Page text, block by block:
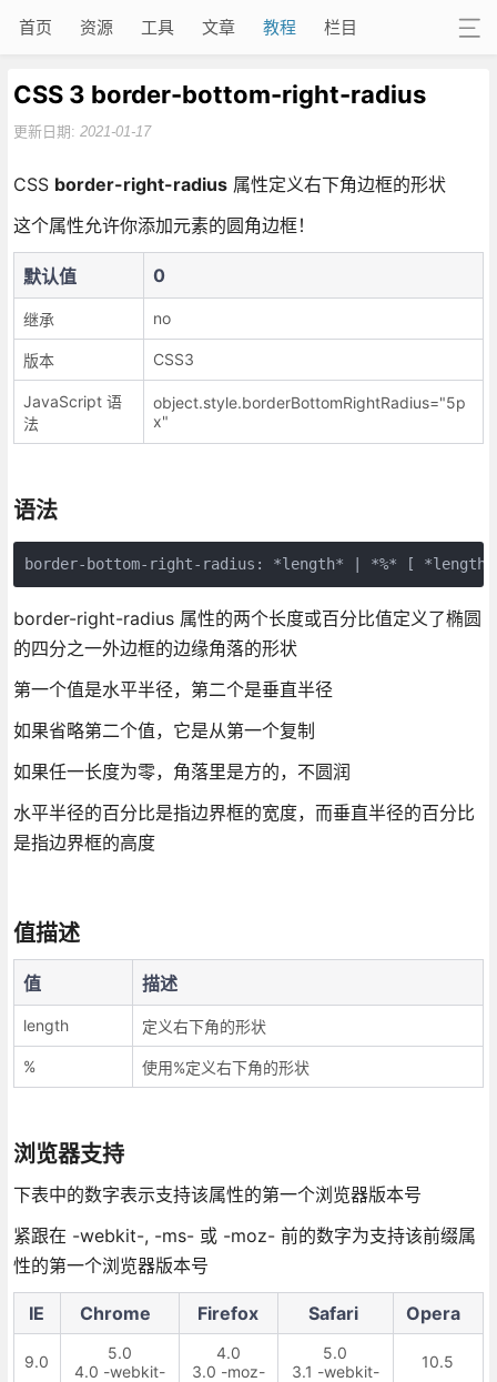
首页 资源 工具 文章 教程 栏目
CSS 3 border-bottom-right-radius
更新日期: 2021-01-17
CSS border-right-radius属性定义右下角边框的形状
这个属性允许你添加元素的圆角边框！
默认值 0
继承 no
版本 CSS3
JavaScript 语
法
object.style.borderBottomRightRadius="5p
x"
语法
border-right-radius 属性的两个长度或百分比值定义了椭圆
的四分之一外边框的边缘角落的形状
第一个值是水平半径，第二个是垂直半径
如果省略第二个值，它是从第一个复制
如果任一长度为零，角落里是方的，不圆润
水平半径的百分比是指边界框的宽度，而垂直半径的百分比
是指边界框的高度
值描述
值 描述
length 定义右下角的形状
% 使用%定义右下角的形状
浏览器支持
下表中的数字表示支持该属性的第一个浏览器版本号
紧跟在 -webkit-, -ms- 或 -moz- 前的数字为支持该前缀属
性的第一个浏览器版本号
IE Chrome Firefox Safari Opera
9.0
5.0
4.0 -webkit-
4.0
3.0 -moz-
5.0
3.1 -webkit-
10.5